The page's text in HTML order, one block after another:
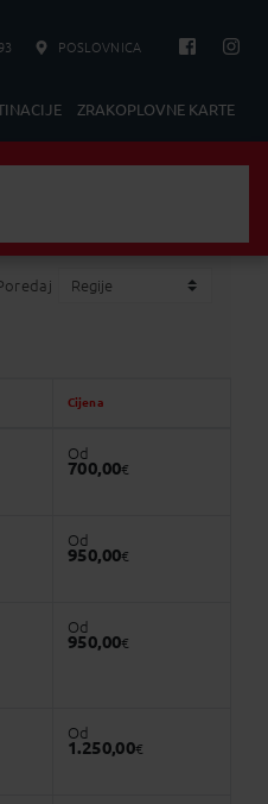
POSLOVNICA
ZRAKOPLOVNE KARTE
Cijena
Od
700,00€
Od
950,00€
Od
950,00€
Od
1.250,00€